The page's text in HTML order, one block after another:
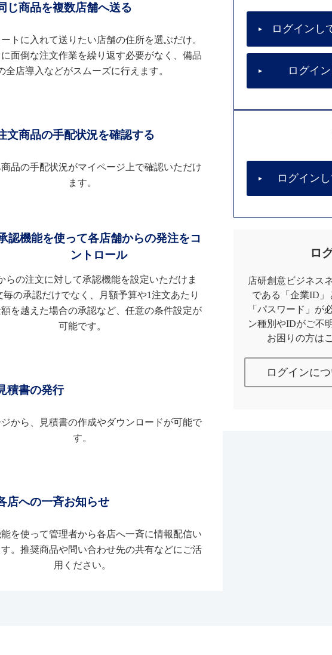
じ商品を複数店舗へ送る
トに入れて送りたい店舗の住所を選ぶだけ。
面倒な注文作業を繰り返す必要がなく、備品
全店導入などがスムーズに行えます。
文商品の手配状況を確認する
品の手配状況がマイページ上で確認いただけ
ます。
認機能を使って各店舗からの発注をコ
ントロール
らの注文に対して承認機能を設定いただけま
毎の承認だけでなく、月額予算や1注文あたり
を越えた場合の承認など、任意の条件設定が
可能です。
積書の発行
から、見積書の作成やダウンロードが可能で
す。
店への一斉お知らせ
を使って管理者から各店へ一斉に情報配信い
。推奨商品や問い合わせ先の共有などにご活
用ください。
ログインし
ログイ
ログイン
ロ
店研創意ビジネス
である「企業ID」
「パスワード」が
ン種別やIDがご不
お困りの方は
ログインに